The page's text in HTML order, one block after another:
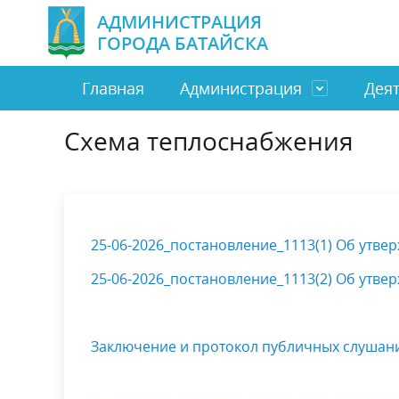
АДМИНИСТРАЦИЯ
ГОРОДА БАТАЙСКА
Главная Администрация
Глава города Батайска
Город
Направить обращение
Отдел
Бюджет и финансы
Схема теплоснабжения
25-06-2026_постановление_1113(1) Об
25-06-2026_постановление_1113(2) Об
Заключение и протокол публичных